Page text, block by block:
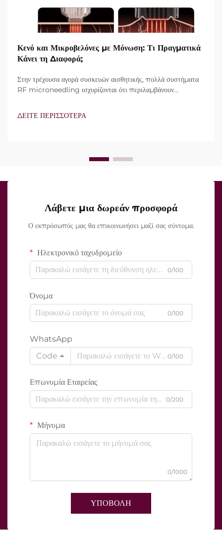
Κενό και Μικροβελόνες με Μόνωση: Τι Πραγματικά
Κάνει τη Διαφορά;
Στην τρέχουσα αγορά συσκευών αισθητικής, πολλά συστήματα
RF microneedling ισχυρίζονται ότι περιλαμβάνουν
χαρακτηριστικά υπάρχουν, αλλά πώς λειτουργούν ακριβώς κατά
ΔΕΙΤΕ ΠΕΡΙΣΣΟΤΕΡΑ
Λάβετε μια δωρεάν προσφορά
Ο εκπρόσωπός μας θα επικοινωνήσει μαζί σας σύντομα.
Ηλεκτρονικό ταχυδρομείο
0/100
Όνομα
0/100
WhatsApp
Code
0/100
Επωνυμία Εταιρείας
0/200
Μήνυμα
0/1000
ΥΠΟΒΟΛΗ